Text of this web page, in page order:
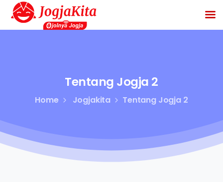
Tentang Jogja 2
Home Jogjakita Tentang Jogja 2